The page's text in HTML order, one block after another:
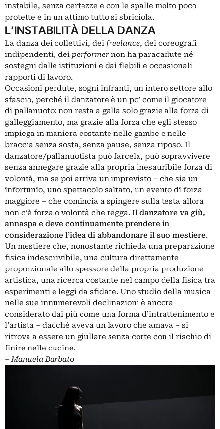
instabile, senza certezze e con le spalle molto poco
protette e in un attimo tutto si sbriciola.
L’INSTABILITÀ DELLA DANZA
La danza dei collettivi, dei freelance, dei coreografi
indipendenti, dei performer non ha paracadute né
sostegni dalle istituzioni e dai flebili e occasionali
rapporti di lavoro.
Occasioni perdute, sogni infranti, un intero settore allo
sfascio, perché il danzatore è un po’ come il giocatore
di pallanuoto: non resta a galla solo grazie alla forza di
galleggiamento, ma grazie alla forza che egli stesso
impiega in maniera costante nelle gambe e nelle
braccia senza sosta, senza pause, senza riposo. Il
danzatore/pallanuotista può farcela, può sopravvivere
senza annegare grazie alla propria inesauribile forza di
volontà, ma se poi arriva un imprevisto – che sia un
infortunio, uno spettacolo saltato, un evento di forza
maggiore – che comincia a spingere sulla testa allora
non c’è forza o volontà che regga. Il danzatore va giù,
annaspa e deve continuamente prendere in
considerazione l’idea di abbandonare il suo mestiere.
Un mestiere che, nonostante richieda una preparazione
fisica indescrivibile, una cultura direttamente
proporzionale allo spessore della propria produzione
artistica, una ricerca costante nel campo della fisica tra
esperimenti e leggi da sfidare. Uno studio della musica
nelle sue innumerevoli declinazioni è ancora
considerato dai più come una forma d’intrattenimento e
l’artista ‒ dacché aveva un lavoro che amava ‒ si
ritrova a essere un giullare senza corte con il rischio di
finire nelle cucine.
‒Manuela Barbato